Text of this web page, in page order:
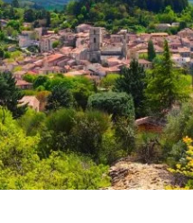
de Provence : La Route Jean
les méandres de la Route Jean
vous soyez en quête d’aventure
ou de solitude apaisante,